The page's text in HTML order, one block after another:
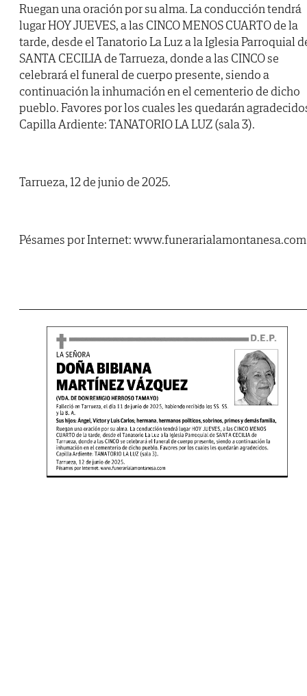
Ruegan una oración por su alma. La conducción tendrá
lugar HOY JUEVES, a las CINCO MENOS CUARTO de la
tarde, desde el Tanatorio La Luz a la Iglesia Parroquial
SANTA CECILIA de Tarrueza, donde a las CINCO se
celebrará el funeral de cuerpo presente, siendo a
continuación la inhumación en el cementerio de dicho
pueblo. Favores por los cuales les quedarán
Capilla Ardiente: TANATORIO LA LUZ (sala 3).
Tarrueza, 12 de junio de 2025.
Pésames por Internet: www.funerarialamontanesa.com